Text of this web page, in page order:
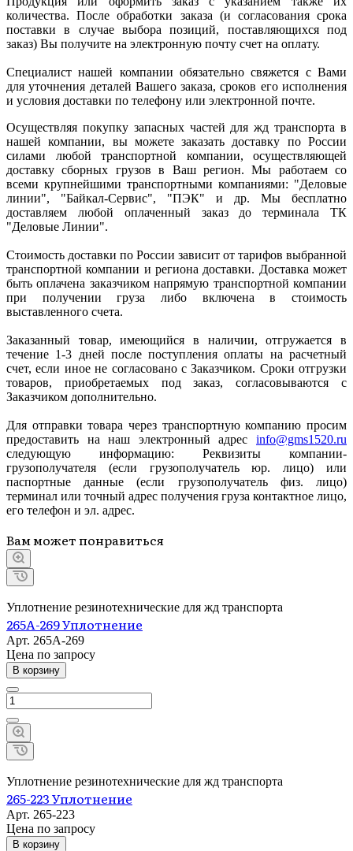
количества. После обработки заказа (и согласования срока
поставки в случае выбора позиций, поставляющихся под
заказ) Вы получите на электронную почту счет на оплату.
Специалист нашей компании обязательно свяжется с Вами
для уточнения деталей Вашего заказа, сроков его исполнения
и условия доставки по телефону или электронной почте.
Осуществляя покупку запасных частей для жд транспорта в
нашей компании, вы можете заказать доставку по России
силами любой транспортной компании, осуществляющей
доставку сборных грузов в Ваш регион. Мы работаем со
всеми крупнейшими транспортными компаниями: "Деловые
линии", "Байкал-Сервис", "ПЭК" и др. Мы бесплатно
доставляем любой оплаченный заказ до терминала ТК
"Деловые Линии".
Стоимость доставки по России зависит от тарифов выбранной
транспортной компании и региона доставки. Доставка может
быть оплачена заказчиком напрямую транспортной компании
при получении груза либо включена в стоимость
выставленного счета.
Заказанный товар, имеющийся в наличии, отгружается в
течение 1-3 дней после поступления оплаты на расчетный
счет, если иное не согласовано с Заказчиком. Сроки отгрузки
товаров, приобретаемых под заказ, согласовываются с
Заказчиком дополнительно.
Для отправки товара через транспортную компанию просим
предоставить на наш электронный адрес info@gms1520.ru
следующую информацию: Реквизиты компании-
грузополучателя (если грузополучатель юр. лицо) или
паспортные данные (если грузополучатель физ. лицо)
терминал или точный адрес получения груза контактное лицо,
его телефон и эл. адрес.
Вам может понравиться
Уплотнение резинотехнические для жд транспорта
265А-269 Уплотнение
Арт. 265А-269
Цена по запросу
В корзину
Уплотнение резинотехнические для жд транспорта
265-223 Уплотнение
Арт. 265-223
Цена по запросу
В корзину